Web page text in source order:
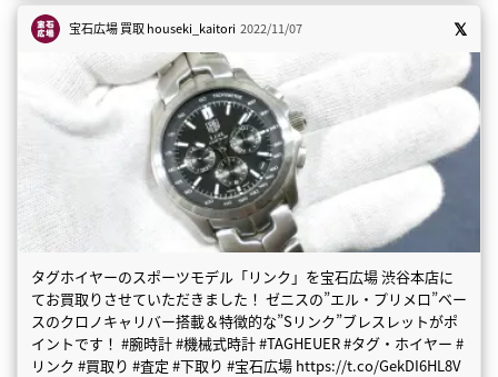
宝石広場 買取houseki_kaitori 2022/11/07
タグホイヤーのスポーツモデル「リンク」を宝石広場 渋谷本店に
てお買取りさせていただきました！ ゼニスの”エル・プリメロ”ベー
スのクロノキャリバー搭載＆特徴的な”Sリンク”ブレスレットがポ
イントです！ #腕時計 #機械式時計 #TAGHEUER #タグ・ホイヤー #
リンク #買取り #査定 #下取り #宝石広場 https://t.co/GekDI6HL8V